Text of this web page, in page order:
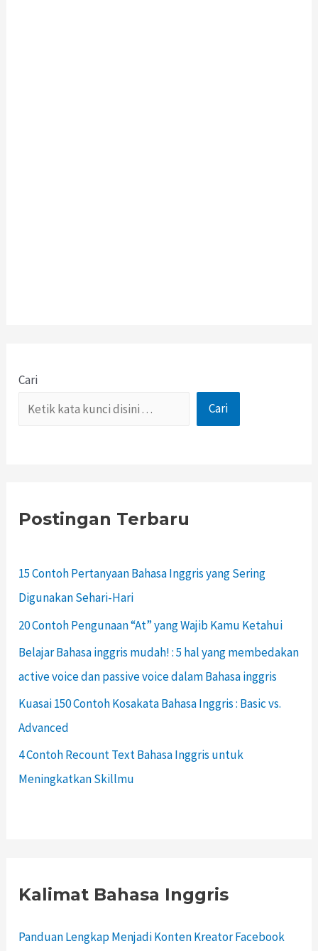
Cari
Cari
Postingan Terbaru
15 Contoh Pertanyaan Bahasa Inggris yang Sering
Digunakan Sehari-Hari
20 Contoh Pengunaan “At” yang Wajib Kamu Ketahui
Belajar Bahasa inggris mudah! : 5 hal yang membedakan
active voice dan passive voice dalam Bahasa inggris
Kuasai 150 Contoh Kosakata Bahasa Inggris : Basic vs.
Advanced
4 Contoh Recount Text Bahasa Inggris untuk
Meningkatkan Skillmu
Kalimat Bahasa Inggris
Panduan Lengkap Menjadi Konten Kreator Facebook